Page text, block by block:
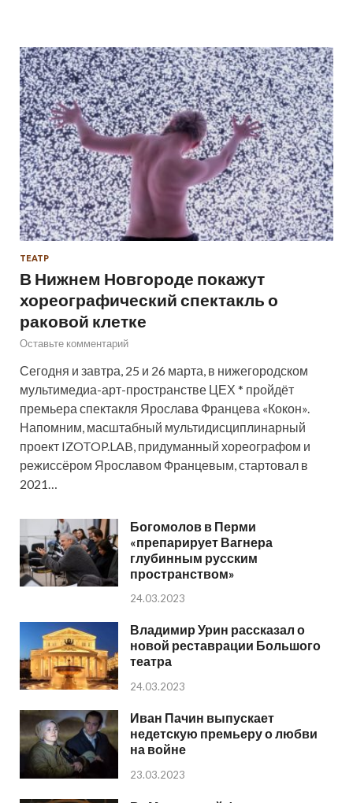
ТЕАТР
В Нижнем Новгороде покажут
хореографический спектакль о
раковой клетке
Оставьте комментарий
Сегодня и завтра, 25 и 26 марта, в нижегородском
мультимедиа-арт-пространстве ЦЕХ * пройдёт
премьера спектакля Ярослава Францева «Кокон».
Напомним, масштабный мультидисциплинарный
проект IZOTOP.LAB, придуманный хореографом и
режиссёром Ярославом Францевым, стартовал в
2021…
Богомолов в Перми
«препарирует Вагнера
глубинным русским
пространством»
24.03.2023
Владимир Урин рассказал о
новой реставрации Большого
театра
24.03.2023
Иван Пачин выпускает
недетскую премьеру о любви
на войне
23.03.2023